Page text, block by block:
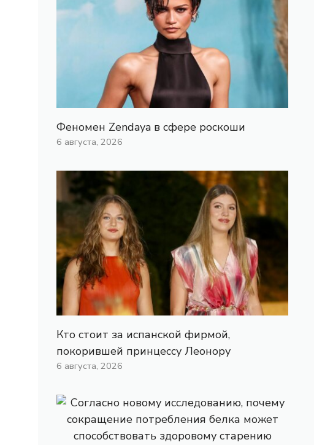
Феномен Zendaya в сфере роскоши
6 августа, 2026
Кто стоит за испанской фирмой,
покорившей принцессу Леонору
6 августа, 2026